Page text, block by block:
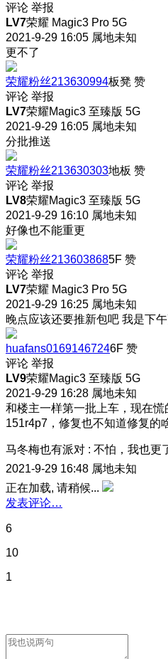
评论 举报
LV7荣耀 Magic3 Pro 5G
2021-9-29 16:05 属地未知
更不了
荣耀粉丝213630994板凳 赞
评论 举报
LV7荣耀Magic3 至臻版 5G
2021-9-29 16:05 属地未知
分批推送
荣耀粉丝213630303地板 赞
评论 举报
LV8荣耀Magic3 至臻版 5G
2021-9-29 16:10 属地未知
好像也不能重更
荣耀粉丝2136038685F 赞
评论 举报
LV7荣耀 Magic3 Pro 5G
2021-9-29 16:25 属地未知
晚点应该还要推新包吧 我是下
huafans01691467246F 赞
评论 举报
LV9荣耀Magic3 至臻版 5G
2021-9-29 16:28 属地未知
和楼主一样第一批上车，现在
151r4p7，修复也不知道修复的
马冬梅也有派对 : 不怕，我也更
2021-9-29 16:48 属地未知
正在加载, 请稍候...
发表评论…
6
10
1